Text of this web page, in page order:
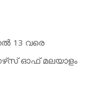
13 വരെ
ഓഫ് മലയാളം